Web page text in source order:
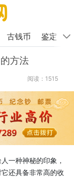
古钱币 鉴定
方法
阅读：1515
一种神秘的印象，
还具备非常高的收